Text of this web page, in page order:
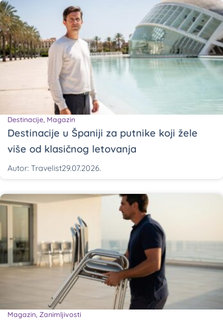
Destinacije, Magazin
Destinacije u Španiji za putnike koji žele
više od klasičnog letovanja
Autor: Travelist29.07.2026.
Magazin, Zanimljivosti